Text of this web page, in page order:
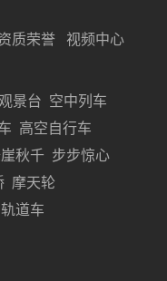
质荣誉 视频中心
景台 空中列车
高空自行车
秋千 步步惊心
摩天轮
轨道车